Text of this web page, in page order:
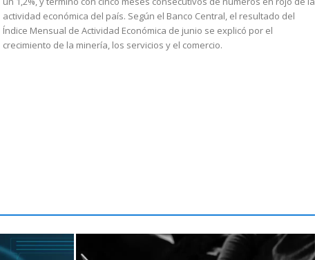
actividad económica del país. Según el Banco Central, el resultado del
Índice Mensual de Actividad Económica de junio se explicó por el
crecimiento de la minería, los servicios y el comercio.